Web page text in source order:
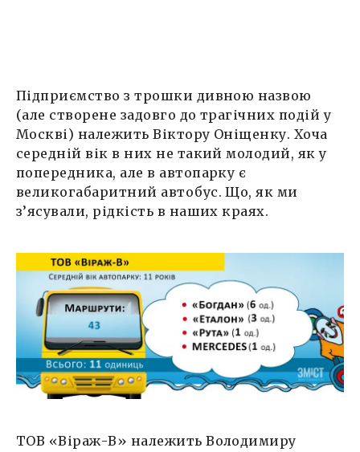
Підприємство з трошки дивною назвою
(але створене задовго до трагічних подій у
Москві) належить Віктору Оніщенку. Хоча
середній вік в них не такий молодий, як у
попередника, але в автопарку є
великогабаритний автобус. Що, як ми
з’ясували, рідкість в наших краях.
ТОВ «Віраж-В» належить Володимиру